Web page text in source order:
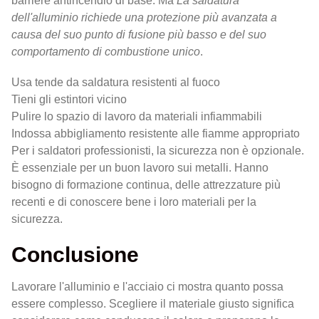
dell'alluminio richiede una protezione più avanzata a
causa del suo punto di fusione più basso e del suo
comportamento di combustione unico.
Usa tende da saldatura resistenti al fuoco
Tieni gli estintori vicino
Pulire lo spazio di lavoro da materiali infiammabili
Indossa abbigliamento resistente alle fiamme appropriato
Per i saldatori professionisti, la sicurezza non è opzionale.
È essenziale per un buon lavoro sui metalli. Hanno
bisogno di formazione continua, delle attrezzature più
recenti e di conoscere bene i loro materiali per la
sicurezza.
Conclusione
Lavorare l'alluminio e l'acciaio ci mostra quanto possa
essere complesso. Scegliere il materiale giusto significa